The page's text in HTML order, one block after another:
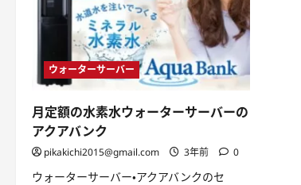
ウォーターサーバー
月定額の水素水ウォーターサーバーの
アクアバンク
pikakichi2015@gmail.com 3年前 0
ウォーターサーバー・アクアバンクのセ